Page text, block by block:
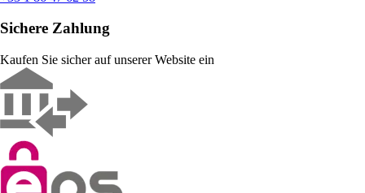
Sichere Zahlung
Kaufen Sie sicher auf unserer Website ein